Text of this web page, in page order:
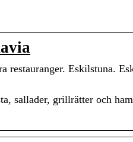
restauranger. Eskilstuna.
sallader, grillrätter och